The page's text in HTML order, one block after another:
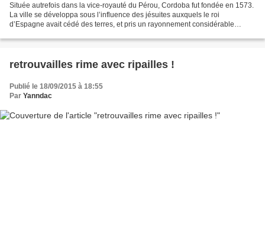
Située autrefois dans la vice-royauté du Pérou, Cordoba fut fondée en 1573.
La ville se développa sous l’influence des jésuites auxquels le roi
d’Espagne avait cédé des terres, et pris un rayonnement considérable
retrouvailles rime avec ripailles !
Publié le 18/09/2015 à 18:55
Par Yanndac